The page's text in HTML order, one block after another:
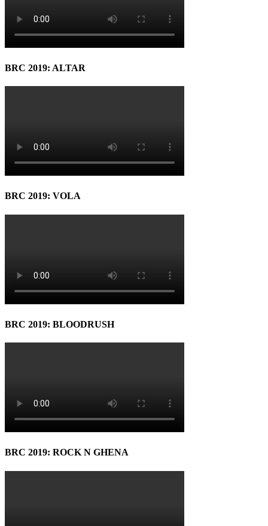
BRC 2019: ALTAR
BRC 2019: VOLA
BRC 2019: BLOODRUSH
BRC 2019: ROCK N GHENA